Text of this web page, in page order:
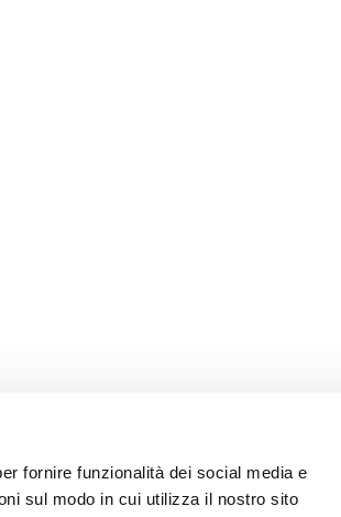
fornire funzionalità dei social media e
sul modo in cui utilizza il nostro sito